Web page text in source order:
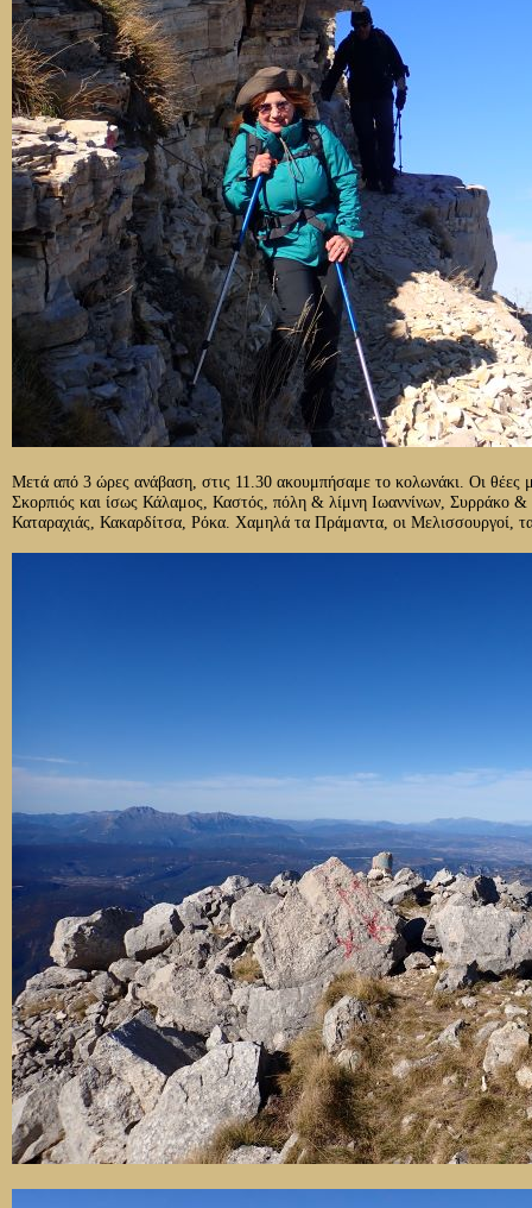
Μετά από 3 ώρες ανάβαση, στις 11.30 ακουμπήσαμε το κολωνάκι. Οι θέες
Σκορπιός και ίσως Κάλαμος, Καστός, πόλη & λίμνη Ιωαννίνων, Συρράκο
Καταραχιάς, Κακαρδίτσα, Ρόκα. Χαμηλά τα Πράμαντα, οι Μελισσουργοί,